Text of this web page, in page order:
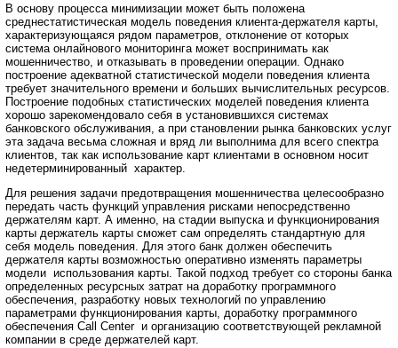
В основу процесса минимизации может быть положена
среднестатистическая модель поведения клиента-держателя карты,
характеризующаяся рядом параметров, отклонение от которых
система онлайнового мониторинга может воспринимать как
мошенничество, и отказывать в проведении операции. Однако
построение адекватной статистической модели поведения клиента
требует значительного времени и больших вычислительных ресурсов.
Построение подобных статистических моделей поведения клиента
хорошо зарекомендовало себя в установившихся системах
банковского обслуживания, а при становлении рынка банковских услуг
эта задача весьма сложная и вряд ли выполнима для всего спектра
клиентов, так как использование карт клиентами в основном носит
недетерминированный характер.
Для решения задачи предотвращения мошенничества целесообразно
передать часть функций управления рисками непосредственно
держателям карт. А именно, на стадии выпуска и функционирования
карты держатель карты сможет сам определять стандартную для
себя модель поведения. Для этого банк должен обеспечить
держателя карты возможностью оперативно изменять параметры
модели использования карты. Такой подход требует со стороны банка
определенных ресурсных затрат на доработку программного
обеспечения, разработку новых технологий по управлению
параметрами функционирования карты, доработку программного
обеспечения Call Center и организацию соответствующей рекламной
компании в среде держателей карт.